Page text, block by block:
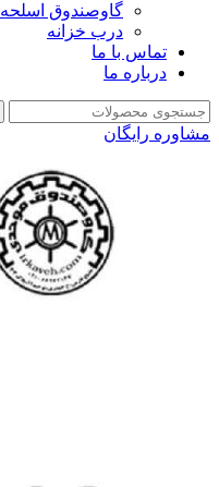
گاوصندوق اسلحه
درب خزانه
تماس با ما
درباره ما
مشاوره رایگان